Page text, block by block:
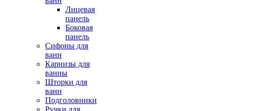
Лицевая
панель
Боковая
панель
Сифоны для
ванн
Карнизы для
ванны
Шторки для
ванн
Подголовники
Ручки для